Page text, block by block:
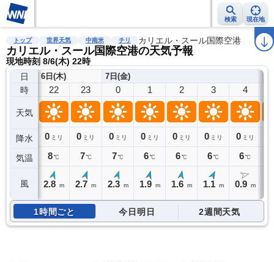
検索 現在地
雨雲レーダー 台風情報 地震情報 警報・注意報 2週間天気 ラ
トップ 世界天気 中南米 チリ カリエル・スール国際空港
カリエル・スール国際空港の天気予報
現地時刻 8/6(木) 22時
日
時
天気
降水
気温
風
6日(木)
22
0 ミリ
8℃
2.8 m
23
0 ミリ
7 ℃
2.7 m
7日(金)
0
0 ミリ
7℃
2.3 m
1
0 ミリ
6℃
1.9 m
2
0 ミリ
6℃
1.6 m
3
0 ミリ
6℃
1.1 m
4
0 ミリ
6℃
0.9 m
1時間ごと 今日明日 2週間天気